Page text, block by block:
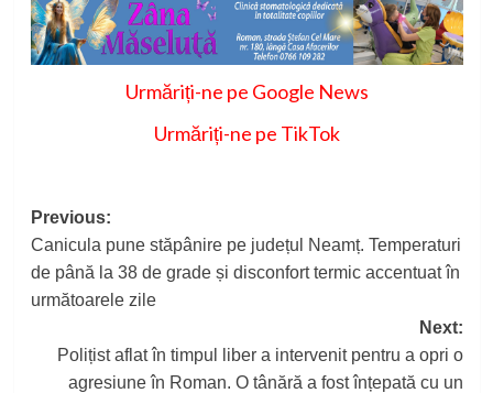
Urmăriți-ne pe Google News
Urmăriți-ne pe TikTok
Post
navigation
Previous:
Canicula pune stăpânire pe județul Neamț. Temperaturi
de până la 38 de grade și disconfort termic accentuat în
următoarele zile
Next:
Polițist aflat în timpul liber a intervenit pentru a opri o
agresiune în Roman. O tânără a fost înțepată cu un